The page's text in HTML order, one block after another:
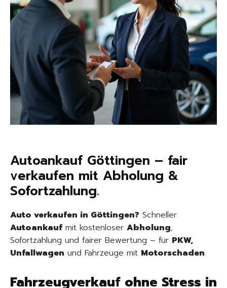
Autoankauf Göttingen – fair
verkaufen mit Abholung &
Sofortzahlung.
Auto verkaufen in Göttingen? Schneller
Autoankauf mit kostenloser Abholung,
Sofortzahlung und fairer Bewertung – für PKW,
Unfallwagen und Fahrzeuge mit Motorschaden.
Fahrzeugverkauf ohne Stress in